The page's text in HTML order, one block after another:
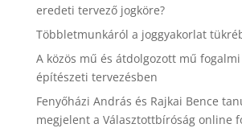
eredeti tervező jogköre?
Többletmunkáról a joggyakorlat
A közös mű és átdolgozott mű
építészeti tervezésben
Fenyőházi András és Rajkai Bence
megjelent a Választottbíróság online